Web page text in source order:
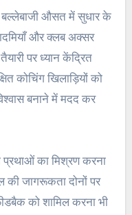
बल्लेबाजी औसत में सुधार के
और क्लब अक्सर
पर ध्यान केंद्रित
कोचिंग खिलाड़ियों को
बनाने में मदद कर
प्रथाओं का मिश्रण करना
जागरूकता दोनों पर
को शामिल करना भी